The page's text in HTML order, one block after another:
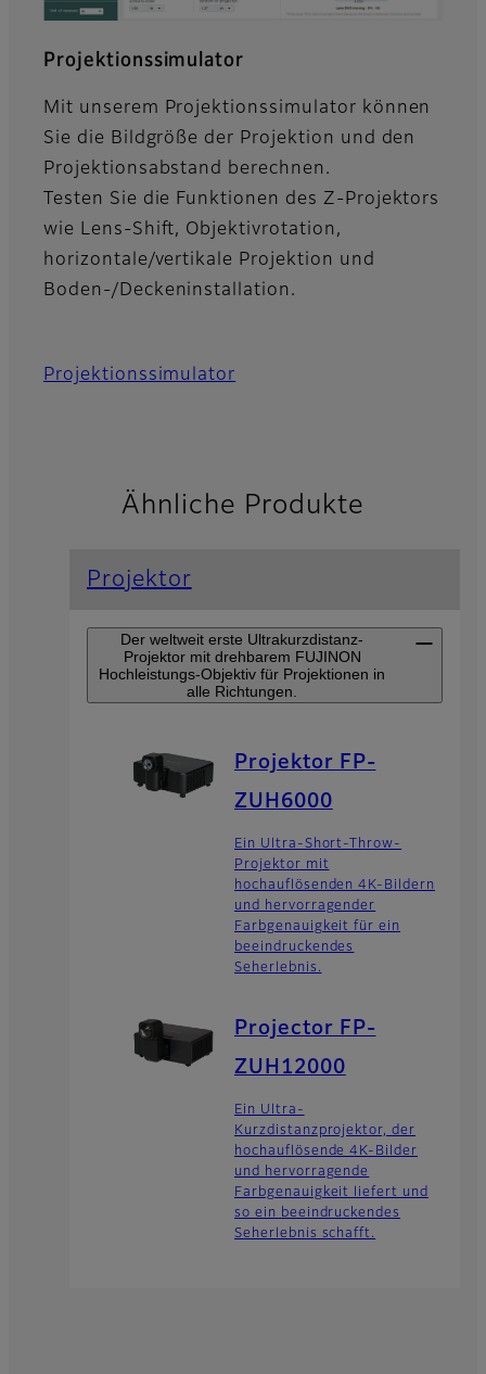
Projektionssimulator
Mit unserem Projektionssimulator können
Sie die Bildgröße der Projektion und den
Projektionsabstand berechnen.
Testen Sie die Funktionen des Z-Projektors
wie Lens-Shift, Objektivrotation,
horizontale/vertikale Projektion und
Boden-/Deckeninstallation.
Projektionssimulator
Ähnliche Produkte
Projektor
Der weltweit erste Ultrakurzdistanz-
Projektor mit drehbarem FUJINON
Hochleistungs-Objektiv für Projektionen in
alle Richtungen.
Projektor FP-
ZUH6000
Ein Ultra-Short-Throw-
Projektor mit
hochauflösenden 4K-Bildern
und hervorragender
Farbgenauigkeit für ein
beeindruckendes
Seherlebnis.
Projector FP-
ZUH12000
Ein Ultra-
Kurzdistanzprojektor, der
hochauflösende 4K-Bilder
und hervorragende
Farbgenauigkeit liefert und
so ein beeindruckendes
Seherlebnis schafft.